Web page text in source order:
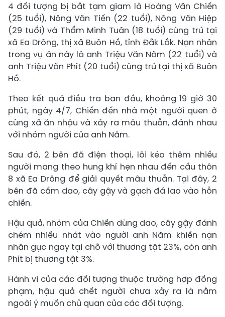
4 đối tượng bị bắt tạm giam là Hoàng Văn Chiến
(25 tuổi), Nông Văn Tiến (22 tuổi), Nông Văn Hiệp
(29 tuổi) và Thẩm Minh Tuân (18 tuổi) cùng trú tại
xã Ea Drông, thị xã Buôn Hồ, tỉnh Đắk Lắk. Nạn nhân
trong vụ án này là anh Triệu Văn Năm (22 tuổi) và
anh Triệu Văn Phít (20 tuổi) cùng trú tại thị xã Buôn
Hồ.
Theo kết quả điều tra ban đầu, khoảng 19 giờ 30
phút, ngày 4/7, Chiến đến nhà một người quen ở
cùng xã ăn nhậu và xảy ra mâu thuẫn, đánh nhau
với nhóm người của anh Năm.
Sau đó, 2 bên đã điện thoại, lôi kéo thêm nhiều
người mang theo hung khí hẹn nhau đến cầu thôn
8 xã Ea Drông để giải quyết mâu thuẫn. Tại đây, 2
bên đã cầm dao, cây gậy và gạch đá lao vào hỗn
chiến.
Hậu quả, nhóm của Chiến dùng dao, cây gậy đánh
chém nhiều nhát vào người anh Năm khiến nạn
nhân gục ngay tại chỗ với thương tật 23%, còn anh
Phít bị thương tật 3%.
Hành vi của các đối tượng thuộc trường hợp đồng
phạm, hậu quả chết người chưa xảy ra là nằm
ngoài ý muốn chủ quan của các đối tượng.